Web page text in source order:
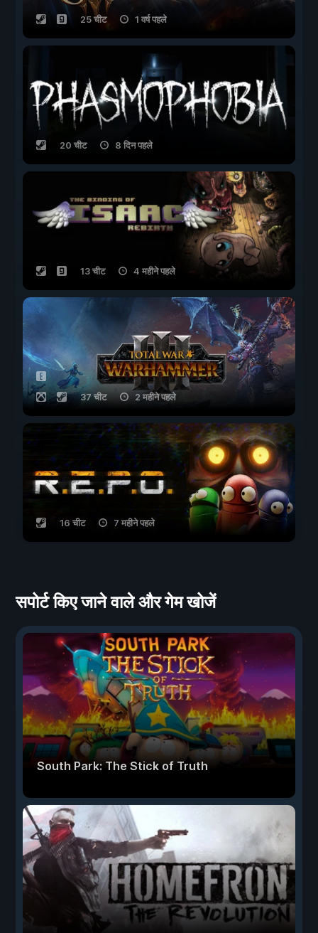
25 चीट 1 वर्ष पहले
20 चीट 8 दिन पहले
13 चीट 4 महीने पहले
37 चीट 2 महीने पहले
16 चीट 7 महीने पहले
सपोर्ट किए जाने वाले और गेम खोजें
South Park: The Stick of Truth